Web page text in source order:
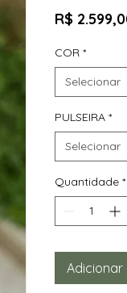
R$
COR *
Selecionar
PULSEIRA *
Selecionar
Quantidade *
Adicionar